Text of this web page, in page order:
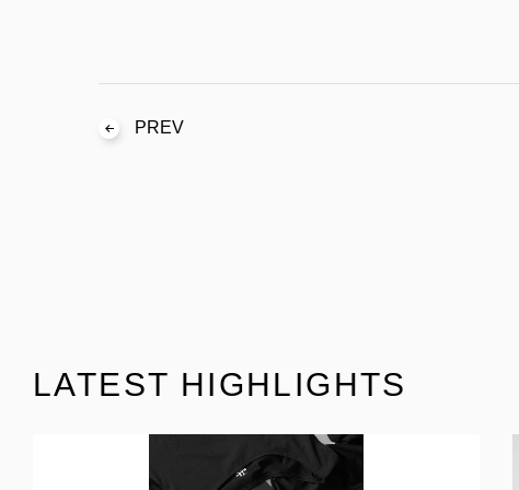
PREV
LATEST HIGHLIGHTS